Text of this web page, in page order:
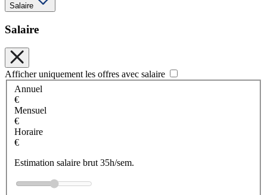
Salaire
Salaire
Afficher uniquement les offres avec salaire
Annuel
€
Mensuel
€
Horaire
€
Estimation salaire brut 35h/sem.